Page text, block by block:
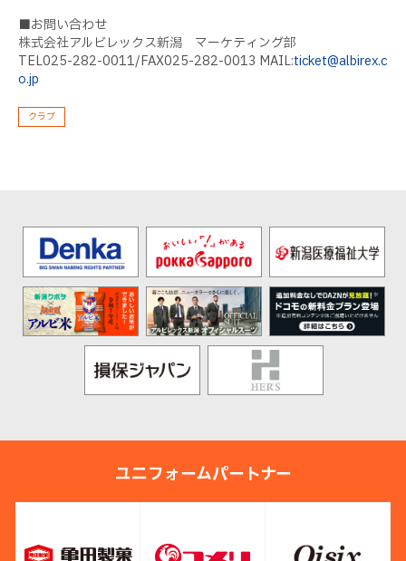
■お問い合わせ
株式会社アルビレックス新潟 マーケティング部
TEL025-282-0011/FAX025-282-0013 MAIL:ticket@albirex.c
o.jp
クラブ
ユニフォームパートナー